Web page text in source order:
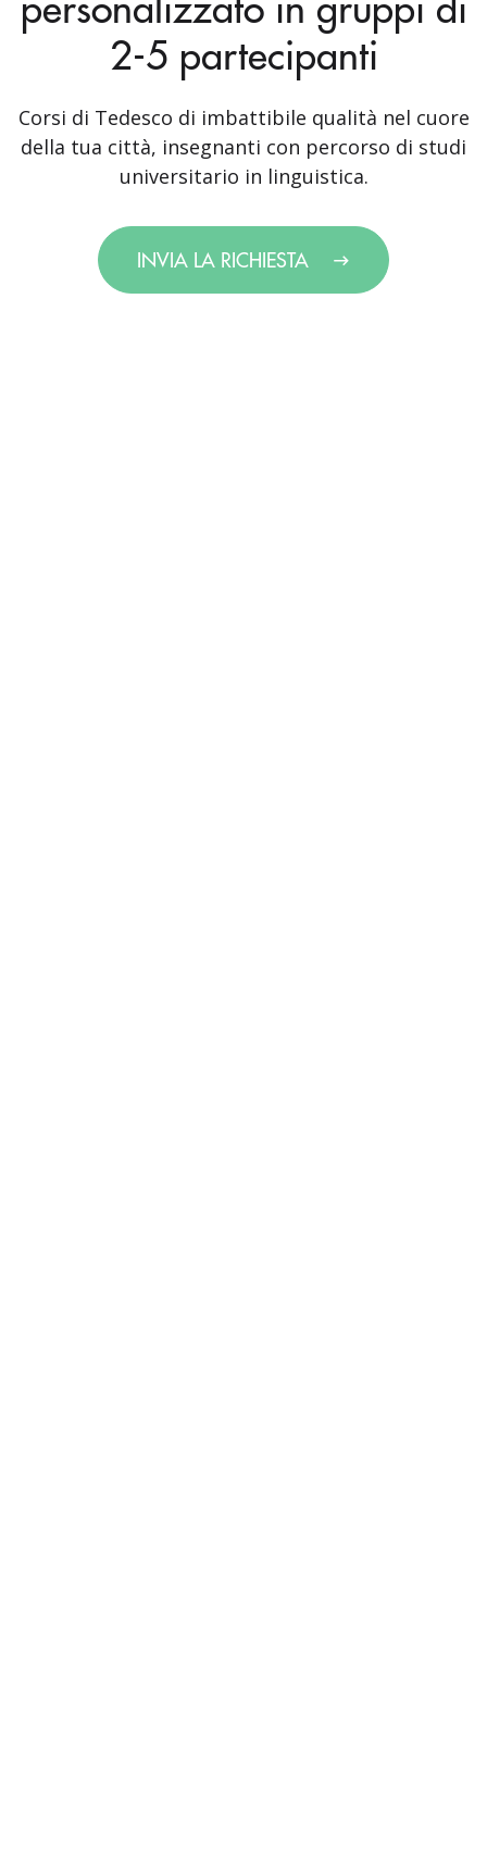
2-5 partecipanti
Corsi di Tedesco di imbattibile qualità nel cuore
della tua città, insegnanti con percorso di studi
universitario in linguistica.
INVIA LA RICHIESTA